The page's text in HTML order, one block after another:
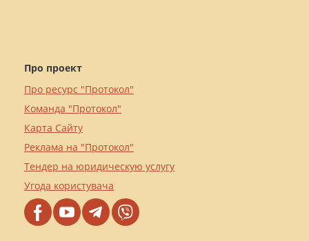
Про проект
Про ресурс "Протокол"
Команда "Протокол"
Карта Сайту
Реклама на "Протокол"
Тендер на юридическую услугу
Угода користувача